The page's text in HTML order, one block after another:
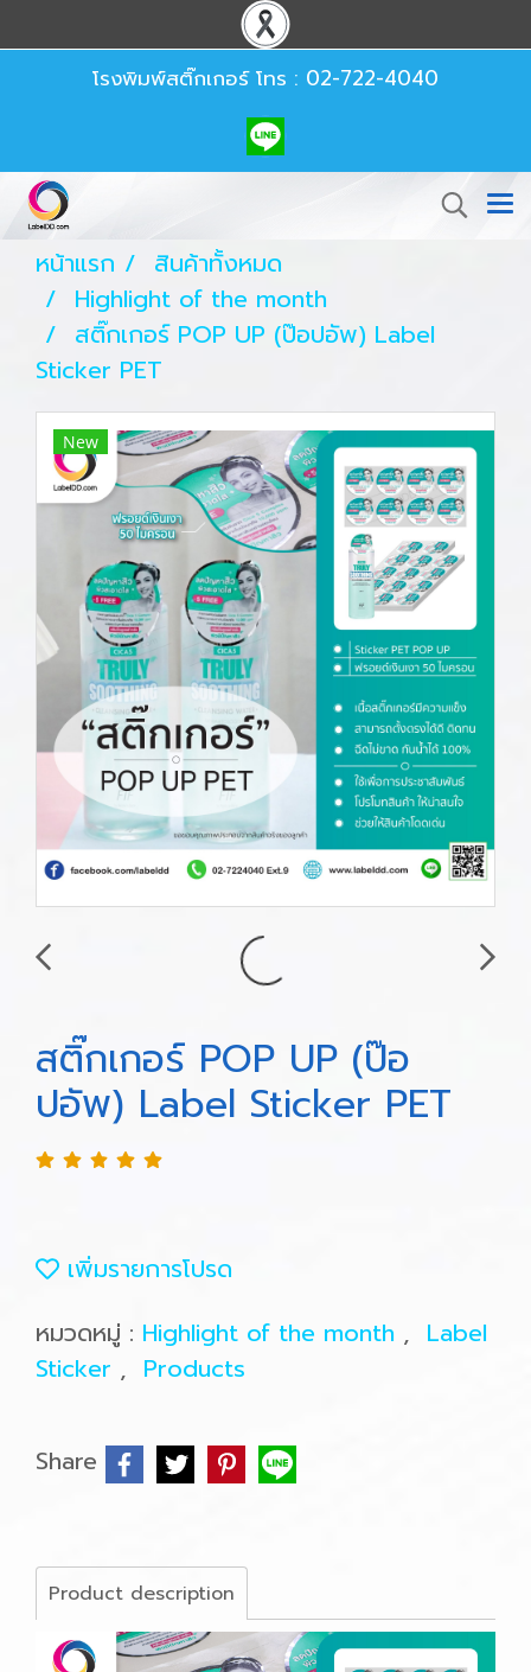
โรงพิมพ์สติ๊กเกอร์โทร : 02-722-4040
หน้าแรก
สินค้าทั้งหมด
Highlight of the month
สติ๊กเกอร์ POP UP (ป๊อปอัพ) Label
Sticker PET
New
สติ๊กเกอร์ POP UP (ป๊อ
ปอัพ) Label Sticker PET
เพิ่มรายการโปรด
หมวดหมู่ : Highlight of the month , Label
Sticker , Products
Share
Product description